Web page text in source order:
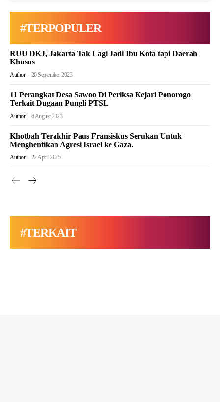
#TERPOPULER
RUU DKJ, Jakarta Tak Lagi Jadi Ibu Kota tapi Daerah
Khusus
Author - 20 September 2023
11 Perangkat Desa Sawoo Di Periksa Kejari Ponorogo
Terkait Dugaan Pungli PTSL
Author - 6 August 2023
Khotbah Terakhir Paus Fransiskus Serukan Untuk
Menghentikan Agresi Israel ke Gaza.
Author - 22 April 2025
#TERKAIT